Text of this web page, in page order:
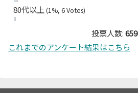
80代以上 (1%, 6 Votes)
投票人数:659
これまでのアンケート結果はこちら